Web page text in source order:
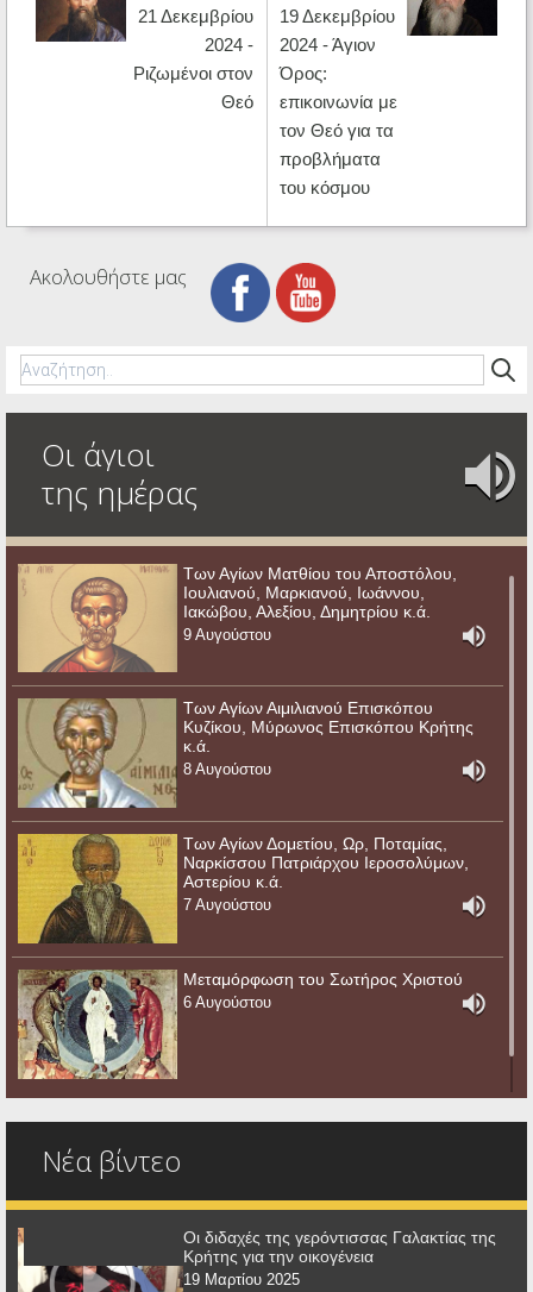
21 Δεκεμβρίου
2024 -
Ριζωμένοι στον
Θεό
19 Δεκεμβρίου
2024 - Άγιον
Όρος:
επικοινωνία με
τον Θεό για τα
προβλήματα
του κόσμου
Ακολουθήστε μας
Οι άγιοι
της ημέρας
Των Αγίων Ματθίου του Αποστόλου,
Ιουλιανού, Μαρκιανού, Ιωάννου,
Ιακώβου, Αλεξίου, Δημητρίου κ.ά.
9 Αυγούστου
Των Αγίων Αιμιλιανού Επισκόπου
Κυζίκου, Μύρωνος Επισκόπου Κρήτης
κ.ά.
8 Αυγούστου
Των Αγίων Δομετίου, Ωρ, Ποταμίας,
Ναρκίσσου Πατριάρχου Ιεροσολύμων,
Αστερίου κ.ά.
7 Αυγούστου
Μεταμόρφωση του Σωτήρος Χριστού
6 Αυγούστου
Νέα βίντεο
Οι διδαχές της γερόντισσας Γαλακτίας της
Κρήτης για την οικογένεια
19 Μαρτίου 2025